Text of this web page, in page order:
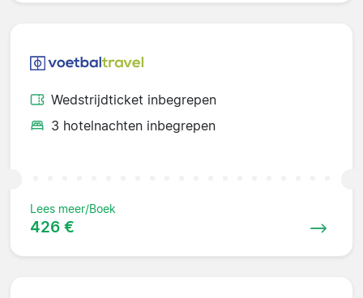
Wedstrijdticket inbegrepen
3 hotelnachten inbegrepen
Lees meer/Boek
426 €